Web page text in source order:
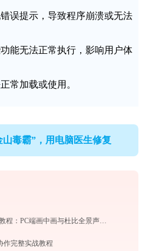
误提示，导致程序崩溃或无法
能无法正常执行，影响用户体
常加载或使用。
毒霸”，用电脑医生修复
芒果TV电脑端下载安装教程：PC端画中画与杜比全景声摸鱼神器评测
作完整实战教程